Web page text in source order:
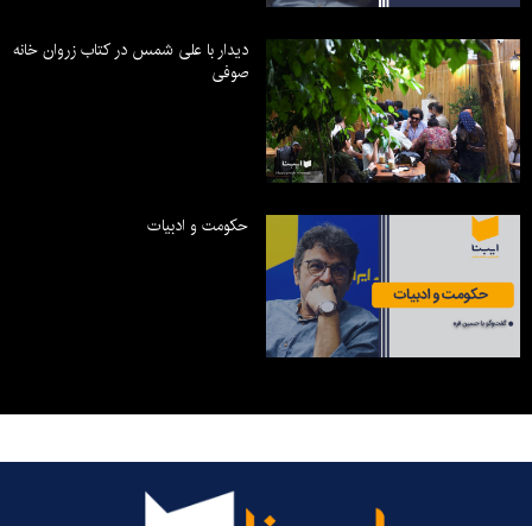
دیدار با علی شمس در کتاب زروان خانه
صوفی
حکومت و ادبیات